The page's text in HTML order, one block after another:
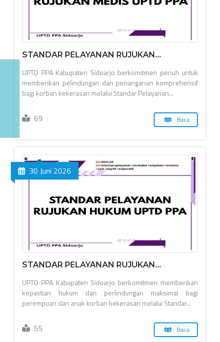
STANDAR PELAYANAN RUJUKAN...
UPTD PPA Kabupaten Sidoarjo berkomitmen penuh untuk
memberikan pelindungan dan penanganan komprehensif
bagi korban kekerasan melalui Standar Pelayanan...
69 Baca
30 Juni 2026
STANDAR PELAYANAN RUJUKAN...
UPTD PPA Kabupaten Sidoarjo berkomitmen memberikan
kepastian hukum dan perlindungan maksimal bagi
perempuan dan anak korban kekerasan melalui Standar...
55 Baca